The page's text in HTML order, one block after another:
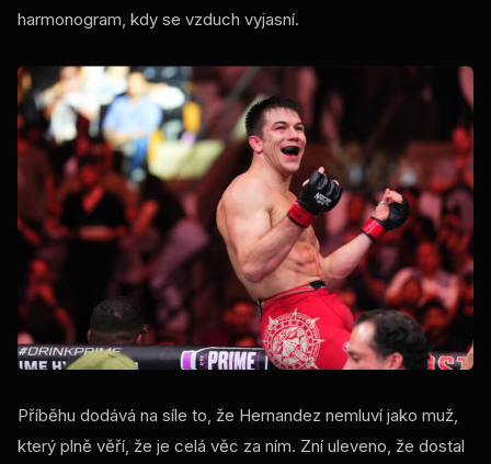
harmonogram, kdy se vzduch vyjasní.
Příběhu dodává na síle to, že Hernandez nemluví jako muž,
který plně věří, že je celá věc za ním. Zní uleveno, že dostal